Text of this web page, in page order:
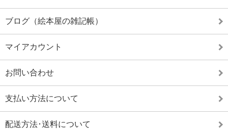
ブログ（絵本屋の雑記帳）
マイアカウント
お問い合わせ
支払い方法について
配送方法･送料について